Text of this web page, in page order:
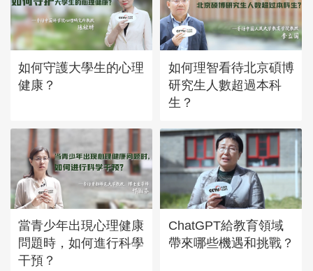
如何守護大學生的心理
健康？
如何理智看待北京碩博
研究生人數超過本科
生？
當青少年出現心理健康
問題時，如何進行科學
干預？
ChatGPT給教育領域
帶來哪些機遇和挑戰？